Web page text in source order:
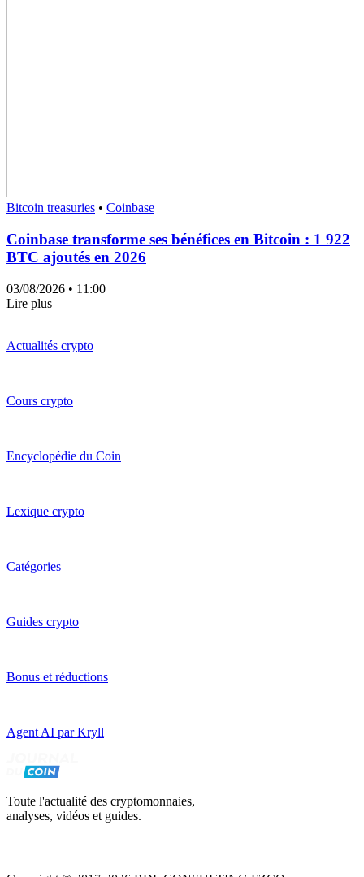
Bitcoin treasuries • Coinbase
Coinbase transforme ses bénéfices en Bitcoin : 1 922
BTC ajoutés en 2026
03/08/2026 • 11:00
Lire plus
Actualités crypto
Cours crypto
Encyclopédie du Coin
Lexique crypto
Catégories
Guides crypto
Bonus et réductions
Agent AI par Kryll
Toute l'actualité des cryptomonnaies,
analyses, vidéos et guides.